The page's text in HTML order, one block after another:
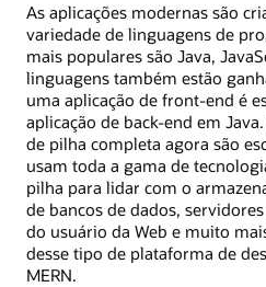
As aplicações modernas são
variedade de linguagens de
mais populares são Java,
linguagens também estão
uma aplicação de front-end é
aplicação de back-end em
de pilha completa agora são
usam toda a gama de
pilha para lidar com o
de bancos de dados,
do usuário da Web e muito
desse tipo de plataforma de
MERN.